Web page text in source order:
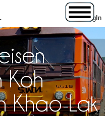
Koh
Khao Lak